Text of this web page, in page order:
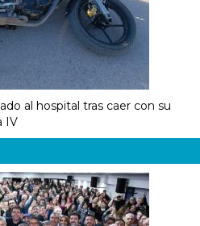
al hospital tras caer con su
IV